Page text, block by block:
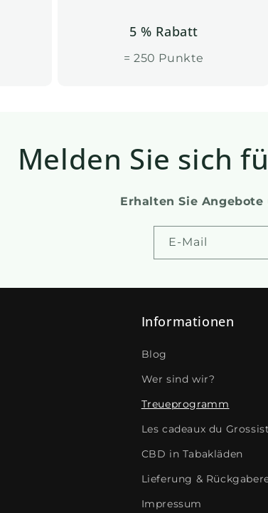
5 % Rabatt
= 250 Punkte
Melden Sie sich
Erhalten Sie
E-Mail
Informationen
Blog
Wer sind wir?
Treueprogramm
Les cadeaux du
CBD in Tabakläden
Lieferung &
Impressum